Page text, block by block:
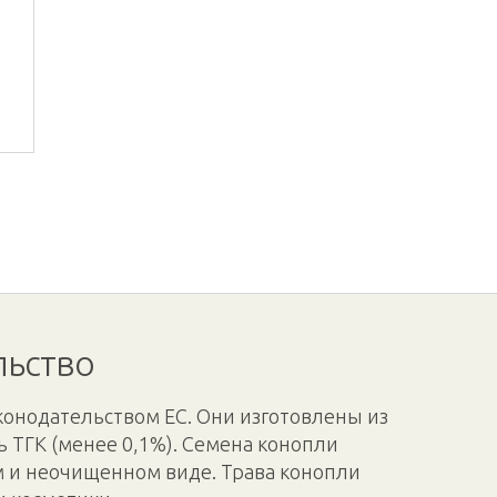
ЕС. Они изготовлены из
ТГК (менее 0,1%). Семена конопли
и неочищенном виде. Трава конопли